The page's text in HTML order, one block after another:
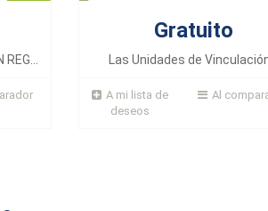
REG...
Gratuito
Las Unidades de
A mi lista de
deseos
Al